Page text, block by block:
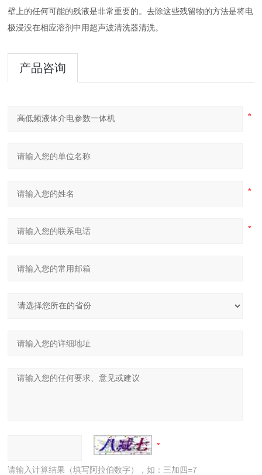
壁上的任何可能的残液是非常重要的。去除这些残留物的方法是将电
极浸没在相应溶剂中用超声波清洗器清洗。
产品咨询
请输入计算结果（填写阿拉伯数字），如：三加四=7